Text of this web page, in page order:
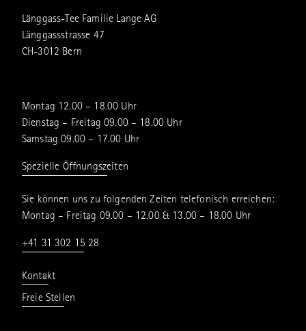
Länggass-Tee Familie Lange AG
Länggassstrasse 47
CH-3012 Bern
Montag 12.00 – 18.00 Uhr
Dienstag – Freitag 09.00 – 18.00 Uhr
Samstag 09.00 – 17.00 Uhr
Spezielle Öffnungszeiten
Sie können uns zu folgenden Zeiten telefonisch erreichen:
Montag – Freitag 09.00 – 12.00 & 13.00 – 18.00 Uhr
+41 31 302 15 28
Kontakt
Freie Stellen